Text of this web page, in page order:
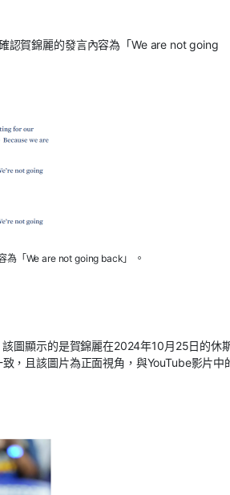
認賀錦麗的發言內容為「We are not going
為「We are not going back」 。
該圖顯示的是賀錦麗在2024年10月25日的休
，且該圖片為正面視角，與YouTube影片中